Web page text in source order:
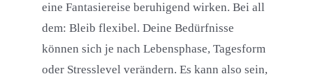
eine Fantasiereise beruhigend wirken. Bei all
dem: Bleib flexibel. Deine Bedürfnisse
können sich je nach Lebensphase, Tagesform
oder Stresslevel verändern. Es kann also sein,